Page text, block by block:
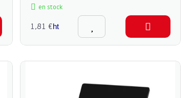
en stock
1,81 €ht